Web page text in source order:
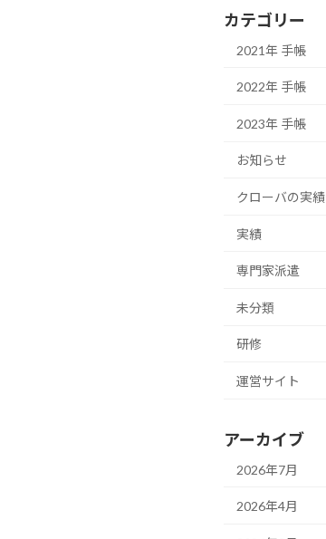
カテゴリー
2021年 手帳
2022年 手帳
2023年 手帳
お知らせ
クローバの実績
実績
専門家派遣
未分類
研修
運営サイト
アーカイブ
2026年7月
2026年4月